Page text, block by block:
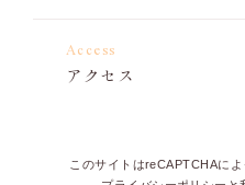
Access
アクセス
このサイトはreCAPTCHAに